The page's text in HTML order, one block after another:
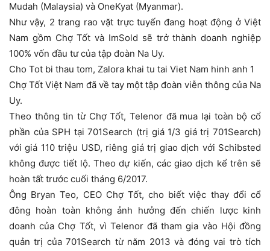
Mudah (Malaysia) và OneKyat (Myanmar).
Như vậy, 2 trang rao vặt trực tuyến đang hoạt động ở Việt
Nam gồm Chợ Tốt và ImSold sẽ trở thành doanh nghiệp
100% vốn đầu tư của tập đoàn Na Uy.
Cho Tot bi thau tom, Zalora khai tu tai Viet Nam hinh anh 1
Chợ Tốt Việt Nam đã về tay một tập đoàn viễn thông của Na
Uy.
Theo thông tin từ Chợ Tốt, Telenor đã mua lại toàn bộ cổ
phần của SPH tại 701Search (trị giá 1/3 giá trị 701Search)
với giá 110 triệu USD, riêng giá trị giao dịch với Schibsted
không được tiết lộ. Theo dự kiến, các giao dịch kể trên sẽ
hoàn tất trước cuối tháng 6/2017.
Ông Bryan Teo, CEO Chợ Tốt, cho biết việc thay đổi cổ
đông hoàn toàn không ảnh hưởng đến chiến lược kinh
doanh của Chợ Tốt, vì Telenor đã tham gia vào Hội đồng
quản trị của 701Search từ năm 2013 và đóng vai trò tích